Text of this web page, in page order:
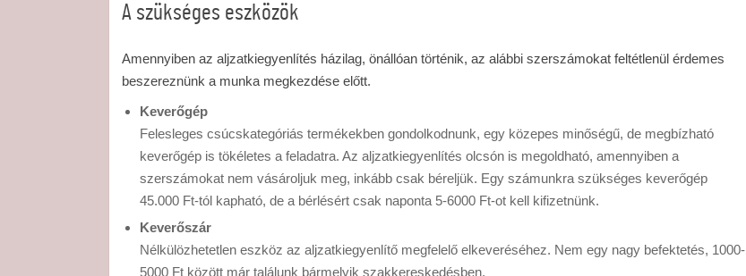
A szükséges eszközök
Amennyiben az aljzatkiegyenlítés házilag, önállóan történik, az alábbi szerszámokat feltétlenül érdemes
beszereznünk a munka megkezdése előtt.
Keverőgép
Felesleges csúcskategóriás termékekben gondolkodnunk, egy közepes minőségű, de megbízható
keverőgép is tökéletes a feladatra. Az aljzatkiegyenlítés olcsón is megoldható, amennyiben a
szerszámokat nem vásároljuk meg, inkább csak béreljük. Egy számunkra szükséges keverőgép
45.000 Ft-tól kapható, de a bérlésért csak naponta 5-6000 Ft-ot kell kifizetnünk.
Keverőszár
Nélkülözhetetlen eszköz az aljzatkiegyenlítő megfelelő elkeveréséhez. Nem egy nagy befektetés, 1000-
5000 Ft között már találunk bármelyik szakkereskedésben.